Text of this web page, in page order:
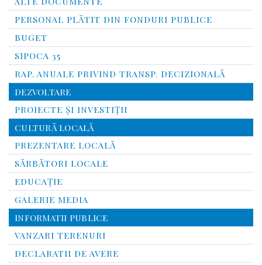
PERSONAL PLĂTIT DIN FONDURI PUBLICE
BUGET
SIPOCA 35
RAP. ANUALE PRIVIND TRANSP. DECIZIONALĂ
DEZVOLTARE
PROIECTE ȘI INVESTIȚII
CULTURĂ LOCALĂ
PREZENTARE LOCALĂ
SĂRBĂTORI LOCALE
EDUCAȚIE
GALERIE MEDIA
INFORMATII PUBLICE
VANZARI TERENURI
DECLARATII DE AVERE